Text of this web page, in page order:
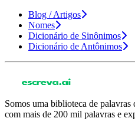
Blog / Artigos
Nomes
Dicionário de Sinônimos
Dicionário de Antônimos
Somos uma biblioteca de
com mais de 200 mil palavras e